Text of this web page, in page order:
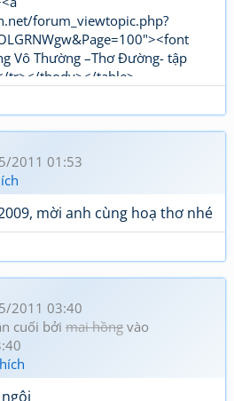
forum_viewtopic.php?
Vô Thường –Thơ Đường- tập
tr></tbody></table>
forum_viewtopic.php?
color="red"><b>Thơ
- tập 1</b></font></a></td></tr>
2011 01:53
mời anh cùng hoạ thơ nhé
2011 03:40
cuối bởi mai hồng vào